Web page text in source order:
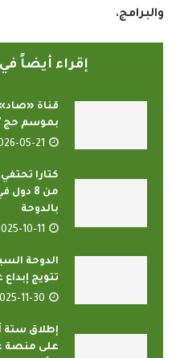
والبرامج.
إقراء أيضاً
قناة
بموسم حج 1447هـ
05-21
من 8
بالدوحة
10-11
الدوحة
تتويج
11-30
إطلاق ستة
على منصة